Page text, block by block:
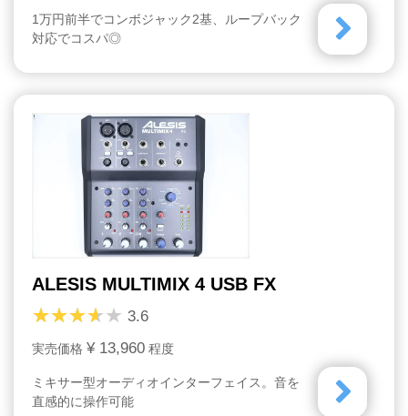
1万円前半でコンボジャック2基、ループバック
対応でコスパ◎
ALESIS MULTIMIX 4 USB FX
3.6
実売価格 ¥ 13,960 程度
ミキサー型オーディオインターフェイス。音を
直感的に操作可能